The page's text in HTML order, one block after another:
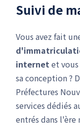
Suivi de
Vous avez fait
internetet
sa conception ?
Préfectures
services dédiés
entrés dans l'ère